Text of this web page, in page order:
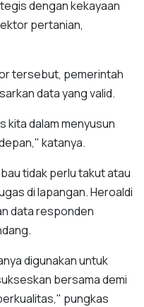
dengan kekayaan
pertanian,
tersebut, pemerintah
data yang valid.
kita dalam menyusun
katanya.
tidak perlu takut atau
di lapangan. Heroaldi
data responden
digunakan untuk
bersama demi
pungkas